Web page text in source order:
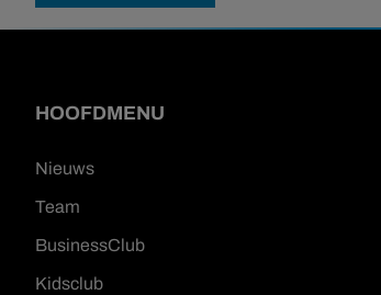
HOOFDMENU
Nieuws
Team
BusinessClub
Kidsclub